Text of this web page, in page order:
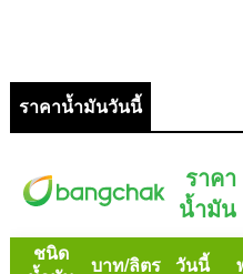
ราคาน้ำมันวันนี้